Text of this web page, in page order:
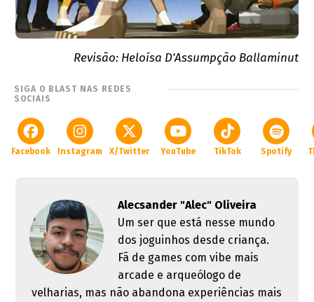
Revisão: Heloísa D'Assumpção Ballaminut
SIGA O BLAST NAS REDES
SOCIAIS
Facebook Instagram X/Twitter YouTube TikTok Spotify
Alecsander "Alec" Oliveira
Um ser que está nesse mundo
dos joguinhos desde criança.
Fã de games com vibe mais
arcade e arqueólogo de
velharias, mas não abandona experiências mais